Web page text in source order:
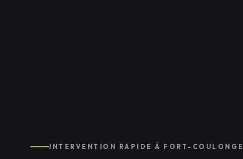
INTERVENTION RAPIDE À FORT-COULONGE